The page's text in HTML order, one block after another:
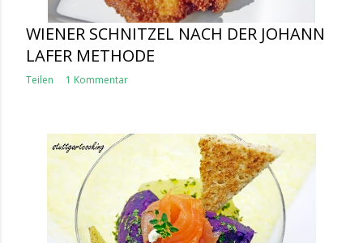
WIENER SCHNITZEL NACH DER JOHANN
LAFER METHODE
Teilen 1 Kommentar